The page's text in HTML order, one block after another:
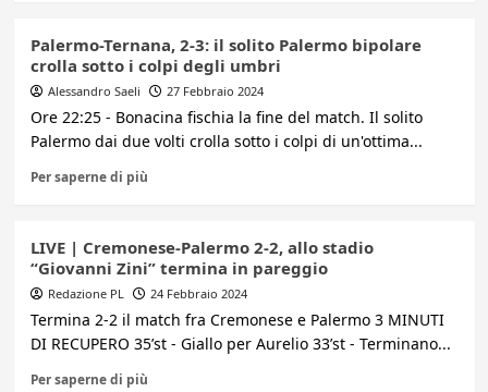
Palermo-Ternana, 2-3: il solito Palermo bipolare
crolla sotto i colpi degli umbri
Alessandro Saeli 27 Febbraio 2024
Ore 22:25 - Bonacina fischia la fine del match. Il solito
Palermo dai due volti crolla sotto i colpi di un'ottima...
Per saperne di più
LIVE | Cremonese-Palermo 2-2, allo stadio
“Giovanni Zini” termina in pareggio
Redazione PL 24 Febbraio 2024
Termina 2-2 il match fra Cremonese e Palermo 3 MINUTI
DI RECUPERO 35’st - Giallo per Aurelio 33’st - Terminano...
Per saperne di più